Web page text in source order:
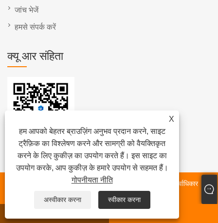
X
हम आपको बेहतर ब्राउज़िंग अनुभव प्रदान करने, साइट
ट्रैफ़िक का विश्लेषण करने और सामग्री को वैयक्तिकृत
करने के लिए कुकीज़ का उपयोग करते हैं। इस साइट का
उपयोग करके, आप कुकीज़ के हमारे उपयोग से सहमत हैं।
गोपनीयता नीति
अस्वीकार करना स्वीकार करना
जांच भेजें
हमसे संपर्क करें
क्यू आर संहिता
कॉपीराइट © 2024 फ़ुज़ियान क्वानझोउ होंगजिया मशीनरी कं, लिमिटेड सर्वाधिकार